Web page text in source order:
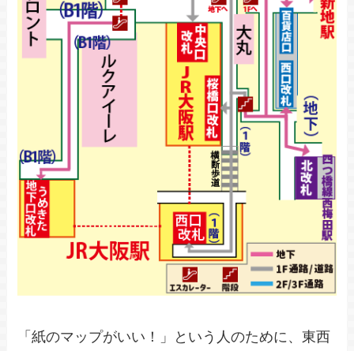
「紙のマップがいい！」という人のために、東西